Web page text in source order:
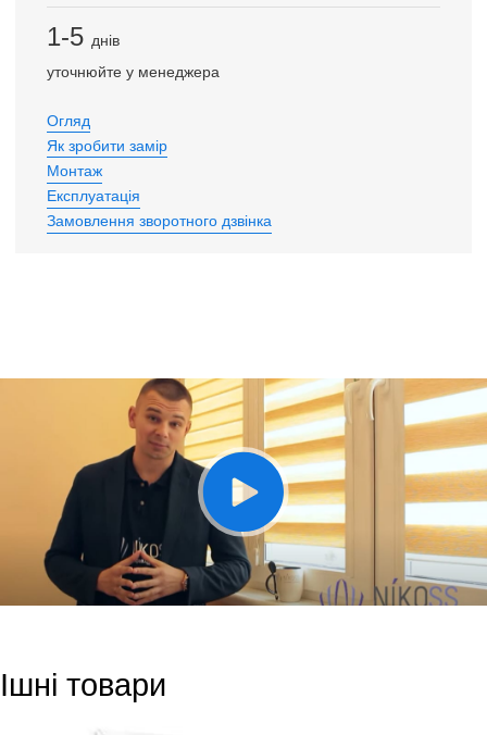
1-5 днів
уточнюйте у менеджера
Огляд
Як зробити замір
Монтаж
Експлуатація
Замовлення зворотного дзвінка
Ішні товари